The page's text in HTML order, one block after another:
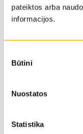
pateiktos arba
informacijos.
Būtini
Nuostatos
Statistika
TECHNOLOGIJA
užtikrina greitus ir
didesnio našumo,
–rūko apsaugos
–renginių apsauga;